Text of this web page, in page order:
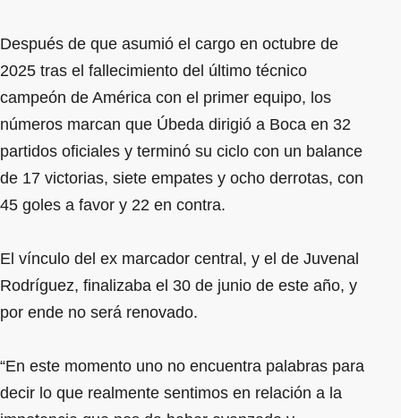
Después de que asumió el cargo en octubre de
2025 tras el fallecimiento del último técnico
campeón de América con el primer equipo, los
números marcan que Úbeda dirigió a Boca en 32
partidos oficiales y terminó su ciclo con un balance
de 17 victorias, siete empates y ocho derrotas, con
45 goles a favor y 22 en contra.
El vínculo del ex marcador central, y el de Juvenal
Rodríguez, finalizaba el 30 de junio de este año, y
por ende no será renovado.
“En este momento uno no encuentra palabras para
decir lo que realmente sentimos en relación a la